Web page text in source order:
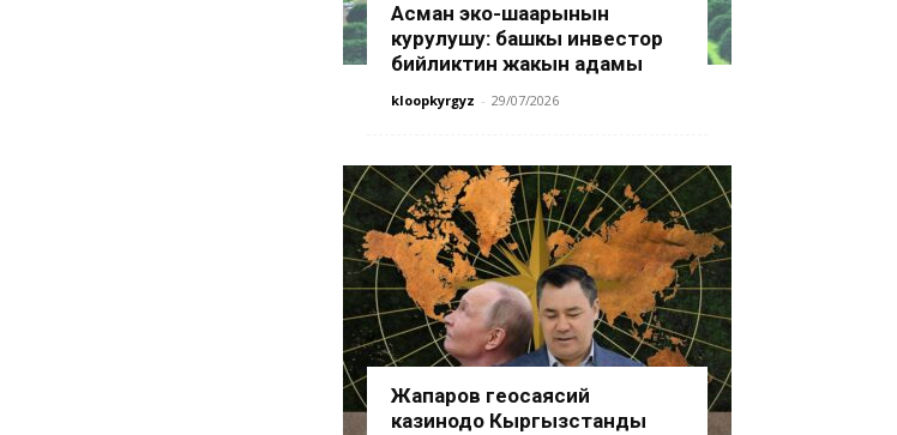
Асман эко-шаарынын
курулушу: башкы инвестор
бийликтин жакын адамы
kloopkyrgyz - 29/07/2026
Жапаров геосаясий
казинодо Кыргызстанды